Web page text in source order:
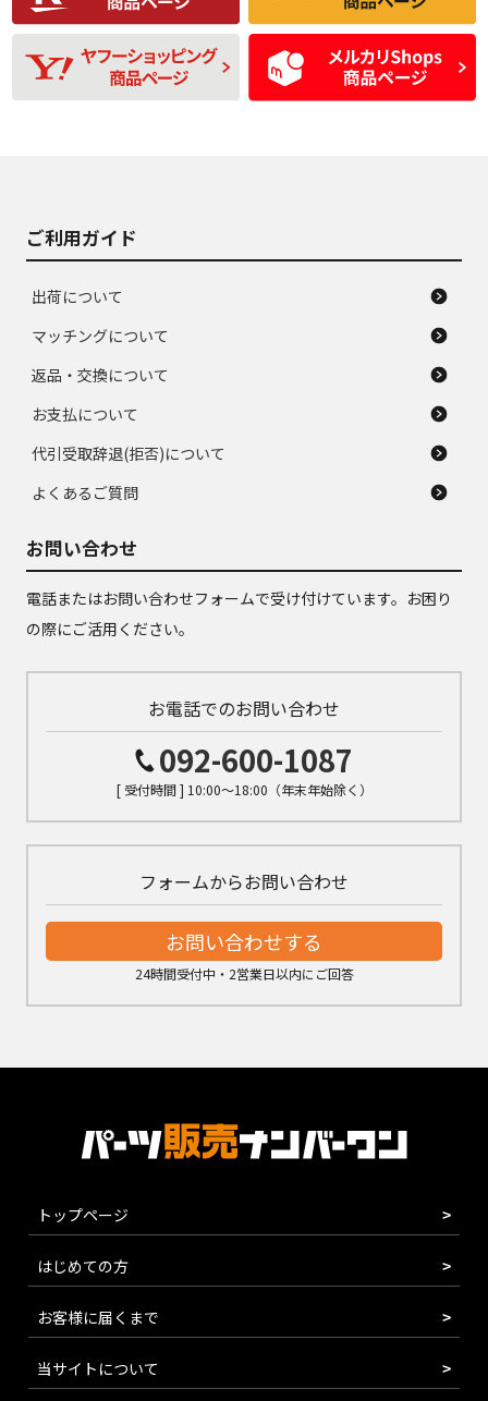
D
使用感や目立つ傷が
あり、一般的な中古
品
D
残り溝も少なく、偏
磨耗がみられ、短期
間使用できるくらい
の中古品
ご利用ガイド
出荷について
マッチングについて
返品・交換について
お支払について
代引受取辞退(拒否)について
よくあるご質問
お問い合わせ
電話またはお問い合わせフォームで受け付けています。お困り
の際にご活用ください。
お電話でのお問い合わせ
092-600-1087
[ 受付時間 ] 10:00～18:00（年末年始除く）
フォームからお問い合わせ
お問い合わせする
24時間受付中・2営業日以内にご回答
トップページ
はじめての方
お客様に届くまで
当サイトについて